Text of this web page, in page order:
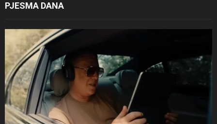
PJESMA DANA